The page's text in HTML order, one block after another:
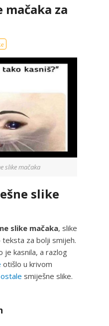
mačaka za
slike mačaka
slike
slike mačaka, slike
za bolji smijeh.
je kasnila, a razlog
otišlo u krivom
ostale smiješne slike.